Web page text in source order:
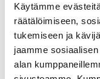
Käytämme
räätälöimiseen,
tukemiseen ja
jaamme
alan
19.00 tiistain +
TO
5x5